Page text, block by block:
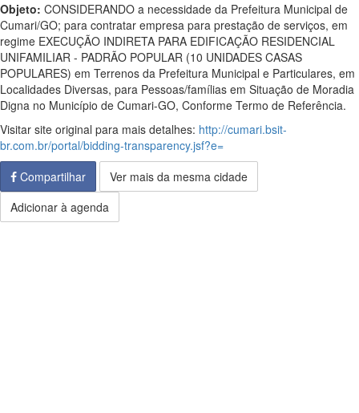
Objeto: CONSIDERANDO a necessidade da Prefeitura Municipal de
Cumari/GO; para contratar empresa para prestação de serviços, em
regime EXECUÇÃO INDIRETA PARA EDIFICAÇÃO RESIDENCIAL
UNIFAMILIAR - PADRÃO POPULAR (10 UNIDADES CASAS
POPULARES) em Terrenos da Prefeitura Municipal e Particulares, em
Localidades Diversas, para Pessoas/famílias em Situação de Moradia
Digna no Município de Cumari-GO, Conforme Termo de Referência.
Visitar site original para mais detalhes: http://cumari.bsit-
br.com.br/portal/bidding-transparency.jsf?e=
Compartilhar
Ver mais da mesma cidade
Adicionar à agenda